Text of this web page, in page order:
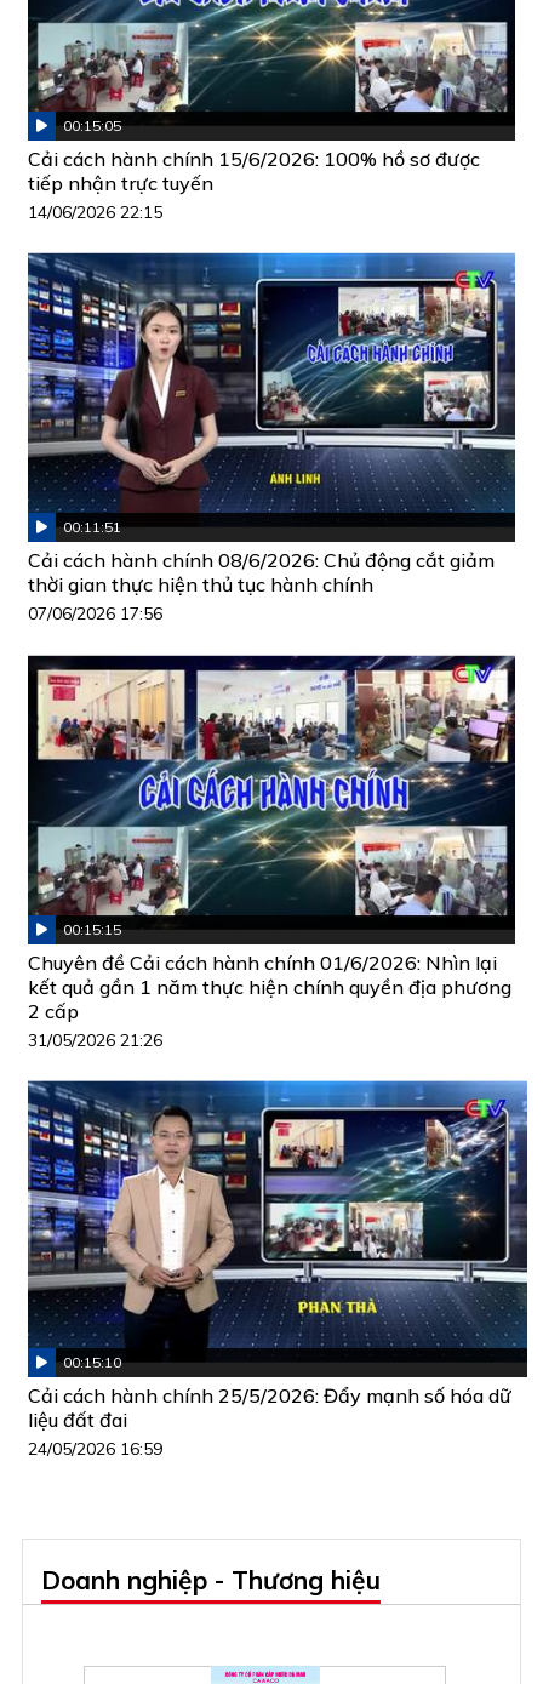
00:15:05
Cải cách hành chính 15/6/2026: 100% hồ sơ được
tiếp nhận trực tuyến
14/06/2026 22:15
00:11:51
Cải cách hành chính 08/6/2026: Chủ động cắt giảm
thời gian thực hiện thủ tục hành chính
07/06/2026 17:56
00:15:15
Chuyên đề Cải cách hành chính 01/6/2026: Nhìn lại
kết quả gần 1 năm thực hiện chính quyền địa phương
2 cấp
31/05/2026 21:26
00:15:10
Cải cách hành chính 25/5/2026: Đẩy mạnh số hóa dữ
liệu đất đai
24/05/2026 16:59
Doanh nghiệp - Thương hiệu